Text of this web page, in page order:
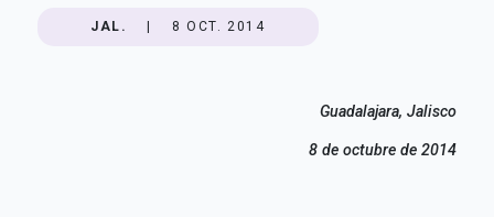
JAL. 8 OCT. 2014
Guadalajara, Jalisco
8 de octubre de 2014